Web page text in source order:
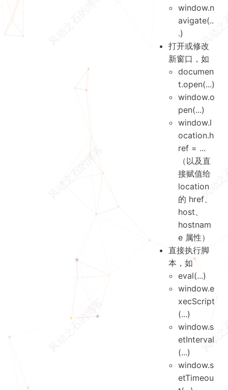
window.n
avigate(..
.)
打开或修改
新窗口，如
documen
t.open(...)
window.o
pen(...)
window.l
ocation.h
ref = ...
（以及直
接赋值给
location
的 href、
host、
hostnam
e 属性）
直接执行脚
本，如
eval(...)
window.e
xecScript
(...)
window.s
etInterval
(...)
window.s
etTimeou